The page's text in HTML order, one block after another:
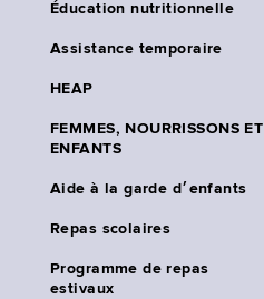
Éducation nutritionnelle
Assistance temporaire
HEAP
FEMMES, NOURRISSONS ET
ENFANTS
Aide à la garde d׳enfants
Repas scolaires
Programme de repas
estivaux